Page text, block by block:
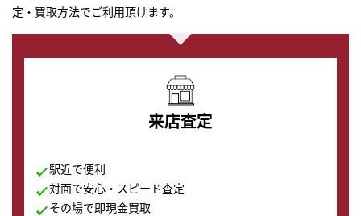
定・買取方法でご利用頂けます。
来店査定
駅近で便利
対面で安心・スピード査定
その場で即現金買取